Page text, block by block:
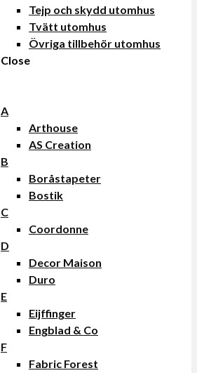
Tejp och skydd utomhus
Tvätt utomhus
Övriga tillbehör utomhus
Close
A
Arthouse
AS Creation
B
Boråstapeter
Bostik
C
Coordonne
D
Decor Maison
Duro
E
Eijffinger
Engblad & Co
F
Fabric Forest